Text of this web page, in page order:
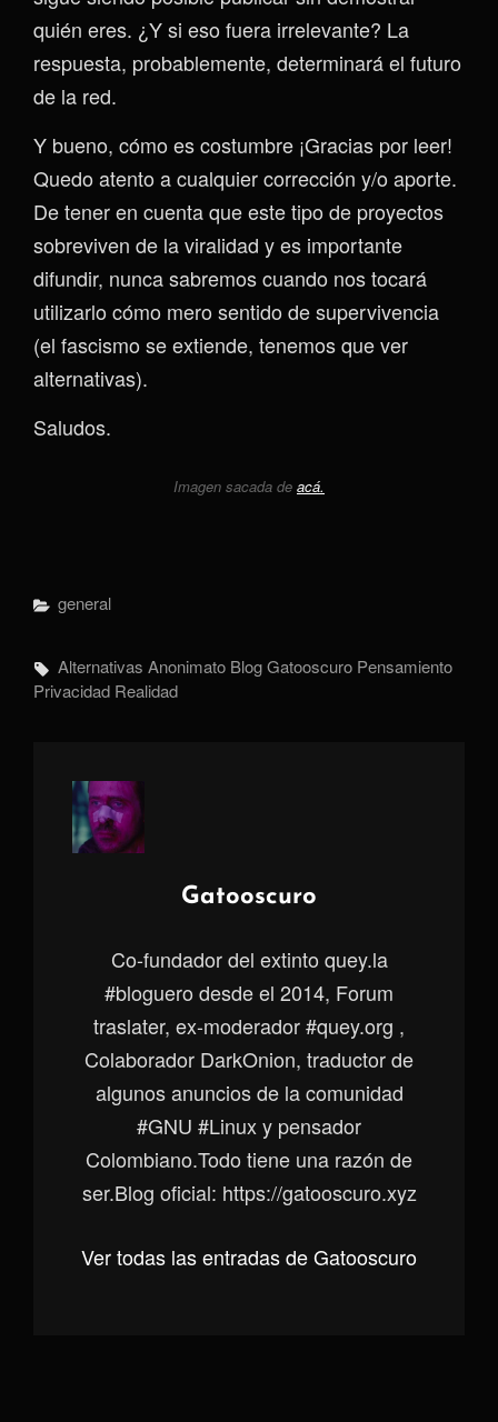
quién eres. ¿Y si eso fuera irrelevante? La
respuesta, probablemente, determinará el futuro
de la red.
Y bueno, cómo es costumbre ¡Gracias por leer!
Quedo atento a cualquier corrección y/o aporte.
De tener en cuenta que este tipo de proyectos
sobreviven de la viralidad y es importante
difundir, nunca sabremos cuando nos tocará
utilizarlo cómo mero sentido de supervivencia
(el fascismo se extiende, tenemos que ver
alternativas).
Saludos.
Imagen sacada de acá.
Categorías
General
Etiquetas,
Alternativas Anonimato BlogGatooscuro Pensamiento
Privacidad Realidad
Autor:
Gatooscuro
Co-fundador del extinto quey.la
#bloguero desde el 2014, Forum
traslater, ex-moderador #quey.org ,
Colaborador DarkOnion, traductor de
algunos anuncios de la comunidad
#GNU #Linux y pensador
Colombiano.Todo tiene una razón de
ser.Blog oficial: https://gatooscuro.xyz
Ver todas las entradas de Gatooscuro